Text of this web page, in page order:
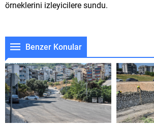
örneklerini izleyicilere sundu.
Benzer Konular